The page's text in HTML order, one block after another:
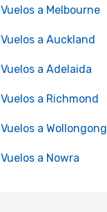
Vuelos a Melbourne
Vuelos a Auckland
Vuelos a Adelaida
Vuelos a Richmond
Vuelos a Wollongong
Vuelos a Nowra